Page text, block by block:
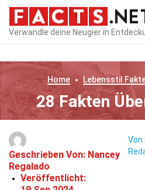
Verwandle deine Neugier in
Home Lebensstil
28 Fakten
Geschrieben Von: Nancey
Regalado
Veröffentlicht:
Von